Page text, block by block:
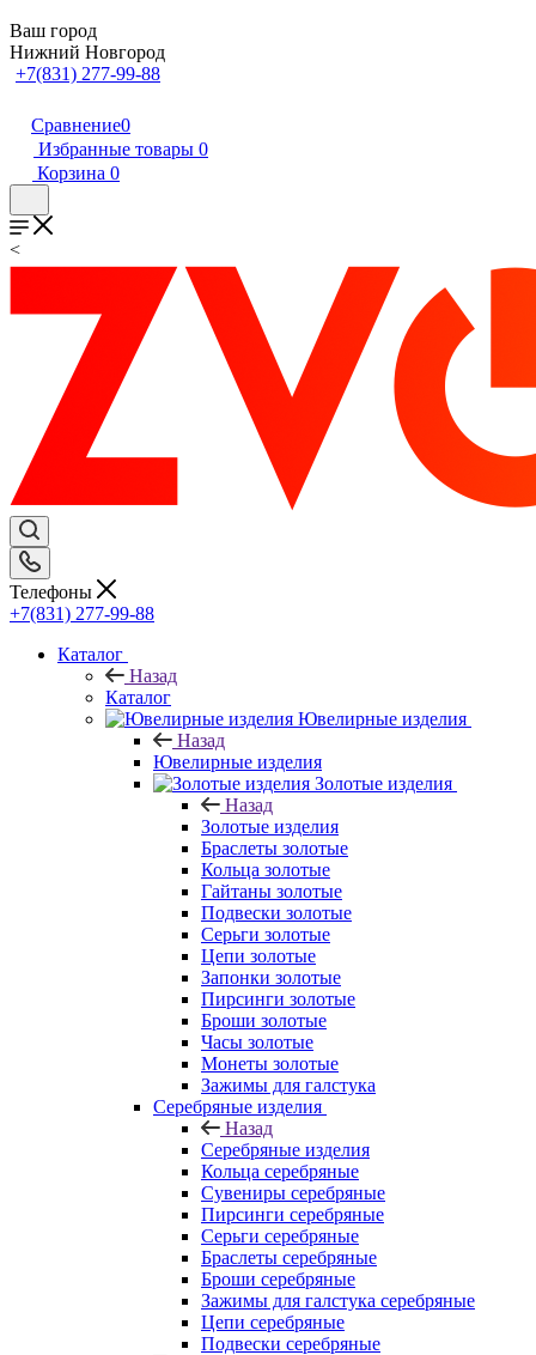
Ваш город
Нижний Новгород
+7(831) 277-99-88
Сравнение0
Избранные товары 0
Корзина 0
<
Телефоны
+7(831) 277-99-88
Каталог
Назад
Каталог
Ювелирные изделия
Назад
Ювелирные изделия
Золотые изделия
Назад
Золотые изделия
Браслеты золотые
Кольца золотые
Гайтаны золотые
Подвески золотые
Серьги золотые
Цепи золотые
Запонки золотые
Пирсинги золотые
Броши золотые
Часы золотые
Монеты золотые
Зажимы для галстука
Серебряные изделия
Назад
Серебряные изделия
Кольца серебряные
Сувениры серебряные
Пирсинги серебряные
Серьги серебряные
Браслеты серебряные
Броши серебряные
Зажимы для галстука серебряные
Цепи серебряные
Подвески серебряные